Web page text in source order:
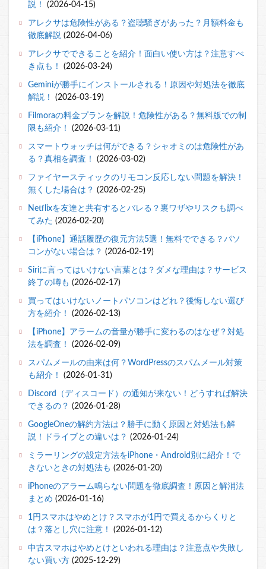
説！
(2026-04-15)
アレクサは危険性がある？盗聴騒ぎがあった？月額料金も
徹底解説 (2026-04-06)
アレクサでできることを紹介！面白い使い方は？注意すべ
き点も！
(2026-03-24)
Geminiが勝手にインストールされる！原因や対処法を徹底
解説！
(2026-03-19)
Filmoraの料金プランを解説！危険性がある？無料版での制
限も紹介！
(2026-03-11)
スマートウォッチは何ができる？シャオミのは危険性があ
る？真相を調査！
(2026-03-02)
ファイヤースティックのリモコン反応しない問題を解決！
無くした場合は？ (2026-02-25)
Netflixを友達と共有するとバレる？裏ワザやリスクも調べ
てみた (2026-02-20)
【iPhone】通話履歴の復元方法5選！無料でできる？パソ
コンがない場合は？ (2026-02-19)
Siriに言ってはいけない言葉とは？ダメな理由は？サービス
終了の噂も (2026-02-17)
買ってはいけないノートパソコンはどれ？後悔しない選び
方を紹介！
(2026-02-13)
【iPhone】アラームの音量が勝手に変わるのはなぜ？対処
法を調査！
(2026-02-09)
スパムメールの由来は何？WordPressのスパムメール対策
も紹介！
(2026-01-31)
Discord（ディスコード）の通知が来ない！どうすれば解決
できるの？ (2026-01-28)
GoogleOneの解約方法は？勝手に動く原因と対処法も解
説！ドライブとの違いは？ (2026-01-24)
ミラーリングの設定方法をiPhone・Android別に紹介！で
きないときの対処法も (2026-01-20)
iPhoneのアラーム鳴らない問題を徹底調査！原因と解消法
まとめ (2026-01-16)
1円スマホはやめとけ？スマホが1円で買えるからくりと
は？落とし穴に注意！
(2026-01-12)
中古スマホはやめとけといわれる理由は？注意点や失敗し
ない買い方 (2025-12-29)